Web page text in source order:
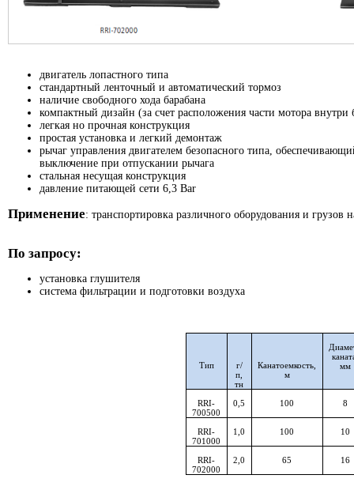
двигатель лопастного типа
стандартный ленточный и автоматический тормоз
наличие свободного хода барабана
компактный дизайн (за счет расположения части мотора внутри
легкая но прочная конструкция
простая установка и легкий демонтаж
рычаг управления двигателем безопасного типа,
выключение при отпускании рычага
стальная несущая конструкция
давление питающей сети 6,3 Bar
Применение: транспортировка различного оборудования и грузов
По запросу:
установка глушителя
система фильтрации и подготовки воздуха
Тип
г/
п,
тн
Канатоемкость,
м
мм
RRI-
700500
0 ,5 100 8
RRI-
701000
1,0 100 10
RRI-
702000
2,0 65 16